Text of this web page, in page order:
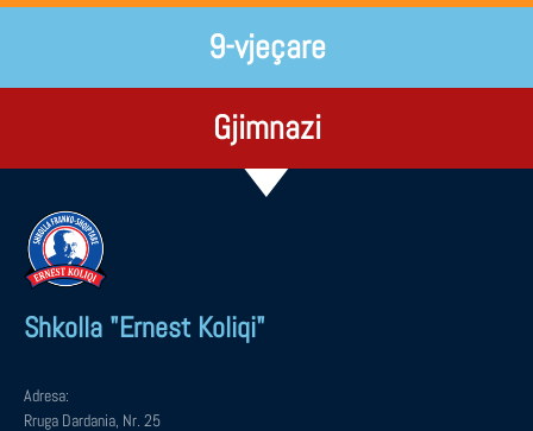
9-vjeçare
Gjimnazi
Shkolla "Ernest Koliqi"
Adresa:
Rruga Dardania, Nr. 25